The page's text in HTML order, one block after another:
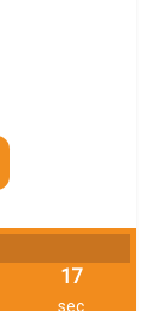
16
sec